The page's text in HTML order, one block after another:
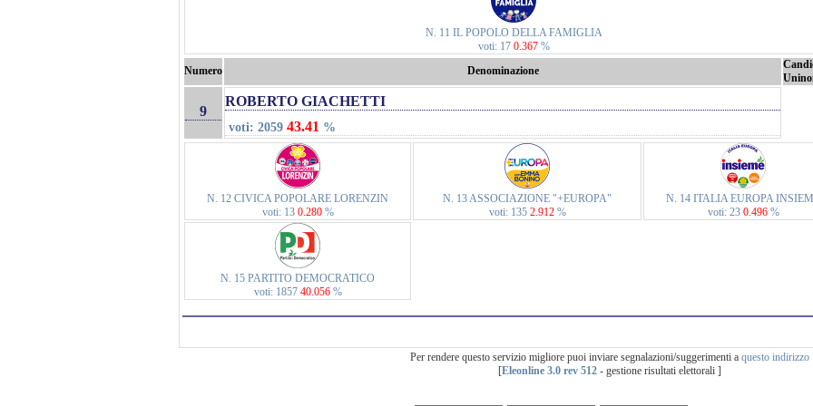
N. 11 IL POPOLO DELLA FAMIGLIA
voti: 17 0.367 %
Numero
Denominazione
9
ROBERTO GIACHETTI
voti: 2059 43.41 %
N. 12 CIVICA POPOLARE LORENZIN
voti: 13 0.280 %
N. 13 ASSOCIAZIONE "+EUROPA"
voti: 135 2.912 %
N. 14 ITALIA EUROPA
voti: 23 0.496 %
N. 15 PARTITO DEMOCRATICO
voti: 1857 40.056 %
Per rendere questo servizio migliore puoi inviare segnalazioni/suggerimenti a questo indirizzo
[Eleonline 3.0 rev 512 - gestione risultati elettorali ]